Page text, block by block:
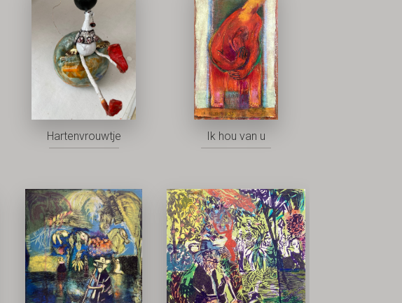
Hartenvrouwtje Ik hou van u